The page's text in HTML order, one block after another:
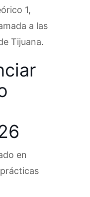
1,
a las
Tijuana.
en